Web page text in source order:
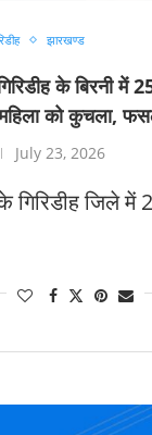
झारखण्ड
के बिरनी में
को कुचला,
July 23, 2026
गिरिडीह जिले